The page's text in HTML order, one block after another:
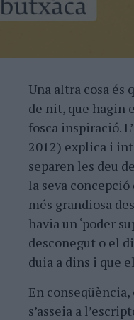
Una altra cosa és
de nit, que hagin
fosca inspiració.
2012) explica i
separen les deu
la seva
més grandiosa
havia un ‘poder
desconegut o el
duia a dins i que
En
s’asseia a